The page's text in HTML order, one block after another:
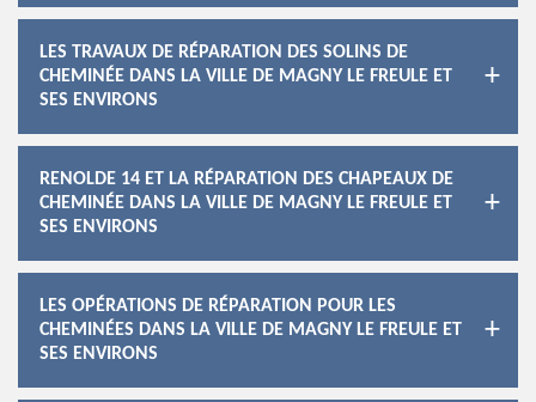
LES TRAVAUX DE RÉPARATION DES SOLINS DE
CHEMINÉE DANS LA VILLE DE MAGNY LE FREULE ET
SES ENVIRONS
RENOLDE 14 ET LA RÉPARATION DES CHAPEAUX DE
CHEMINÉE DANS LA VILLE DE MAGNY LE FREULE ET
SES ENVIRONS
LES OPÉRATIONS DE RÉPARATION POUR LES
CHEMINÉES DANS LA VILLE DE MAGNY LE FREULE ET
SES ENVIRONS